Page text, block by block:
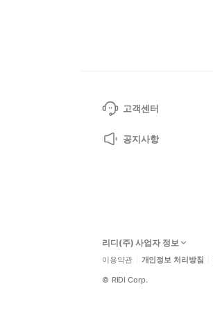
고객센터
공지사항
리디(주) 사업자 정보
이용약관 개인정보 처리방침
© RIDI Corp.